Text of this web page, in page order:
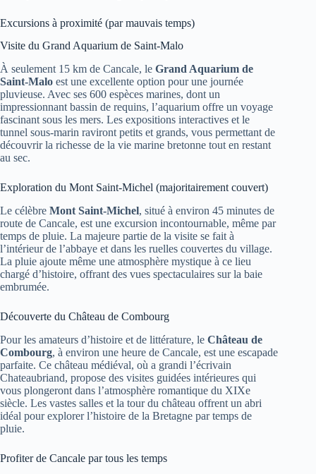
Excursions à proximité (par mauvais temps)
Visite du Grand Aquarium de Saint-Malo
À seulement 15 km de Cancale, le Grand Aquarium de
Saint-Malo est une excellente option pour une journée
pluvieuse. Avec ses 600 espèces marines, dont un
impressionnant bassin de requins, l’aquarium offre un voyage
fascinant sous les mers. Les expositions interactives et le
tunnel sous-marin raviront petits et grands, vous permettant de
découvrir la richesse de la vie marine bretonne tout en restant
au sec.
Exploration du Mont Saint-Michel (majoritairement couvert)
Le célèbre Mont Saint-Michel, situé à environ 45 minutes de
route de Cancale, est une excursion incontournable, même par
temps de pluie. La majeure partie de la visite se fait à
l’intérieur de l’abbaye et dans les ruelles couvertes du village.
La pluie ajoute même une atmosphère mystique à ce lieu
chargé d’histoire, offrant des vues spectaculaires sur la baie
embrumée.
Découverte du Château de Combourg
Pour les amateurs d’histoire et de littérature, le Château de
Combourg, à environ une heure de Cancale, est une escapade
parfaite. Ce château médiéval, où a grandi l’écrivain
Chateaubriand, propose des visites guidées intérieures qui
vous plongeront dans l’atmosphère romantique du XIXe
siècle. Les vastes salles et la tour du château offrent un abri
idéal pour explorer l’histoire de la Bretagne par temps de
pluie.
Profiter de Cancale par tous les temps